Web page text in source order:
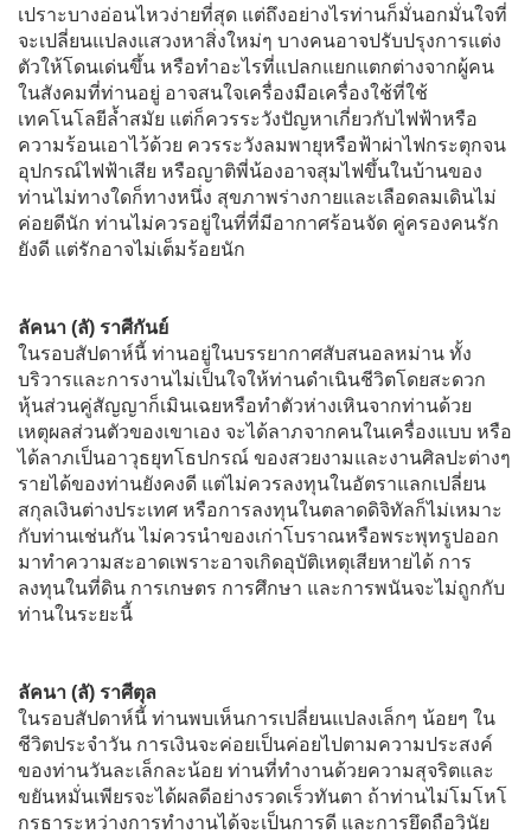
เปราะบางอ่อนไหวง่ายที่สุด แต่ถึงอย่างไรท่านก็มั่นอกมั่นใจที่
จะเปลี่ยนแปลงแสวงหาสิ่งใหม่ๆ บางคนอาจปรับปรุงการแต่ง
ตัวให้โดนเด่นขึ้น หรือทำอะไรที่แปลกแยกแตกต่างจากผู้คน
ในสังคมที่ท่านอยู่ อาจสนใจเครื่องมือเครื่องใช้ที่ใช้
เทคโนโลยีล้ำสมัย แต่ก็ควรระวังปัญหาเกี่ยวกับไฟฟ้าหรือ
ความร้อนเอาไว้ด้วย ควรระวังลมพายุหรือฟ้าผ่าไฟกระตุกจน
อุปกรณ์ไฟฟ้าเสีย หรือญาติพี่น้องอาจสุมไฟขึ้นในบ้านของ
ท่านไม่ทางใดก็ทางหนึ่ง สุขภาพร่างกายและเลือดลมเดินไม่
ค่อยดีนัก ท่านไม่ควรอยู่ในที่ที่มีอากาศร้อนจัด คู่ครองคนรัก
ยังดี แต่รักอาจไม่เต็มร้อยนัก
ลัคนา (ลั) ราศีกันย์
ในรอบสัปดาห์นี้ ท่านอยู่ในบรรยากาศสับสนอลหม่าน ทั้ง
บริวารและการงานไม่เป็นใจให้ท่านดำเนินชีวิตโดยสะดวก
หุ้นส่วนคู่สัญญาก็เมินเฉยหรือทำตัวห่างเหินจากท่านด้วย
เหตุผลส่วนตัวของเขาเอง จะได้ลาภจากคนในเครื่องแบบ หรือ
ได้ลาภเป็นอาวุธยุทโธปกรณ์ ของสวยงามและงานศิลปะต่างๆ
รายได้ของท่านยังคงดี แต่ไม่ควรลงทุนในอัตราแลกเปลี่ยน
สกุลเงินต่างประเทศ หรือการลงทุนในตลาดดิจิทัลก็ไม่เหมาะ
กับท่านเช่นกัน ไม่ควรนำของเก่าโบราณหรือพระพุทรูปออก
มาทำความสะอาดเพราะอาจเกิดอุบัติเหตุเสียหายได้ การ
ลงทุนในที่ดิน การเกษตร การศึกษา และการพนันจะไม่ถูกกับ
ท่านในระยะนี้
ลัคนา (ลั) ราศีตุล
ในรอบสัปดาห์นี้ ท่านพบเห็นการเปลี่ยนแปลงเล็กๆ น้อยๆ ใน
ชีวิตประจำวัน การเงินจะค่อยเป็นค่อยไปตามความประสงค์
ของท่านวันละเล็กละน้อย ท่านที่ทำงานด้วยความสุจริตและ
ขยันหมั่นเพียรจะได้ผลดีอย่างรวดเร็วทันตา ถ้าท่านไม่โมโหโ
กรธาระหว่างการทำงานได้จะเป็นการดี และการยึดถือวินัย